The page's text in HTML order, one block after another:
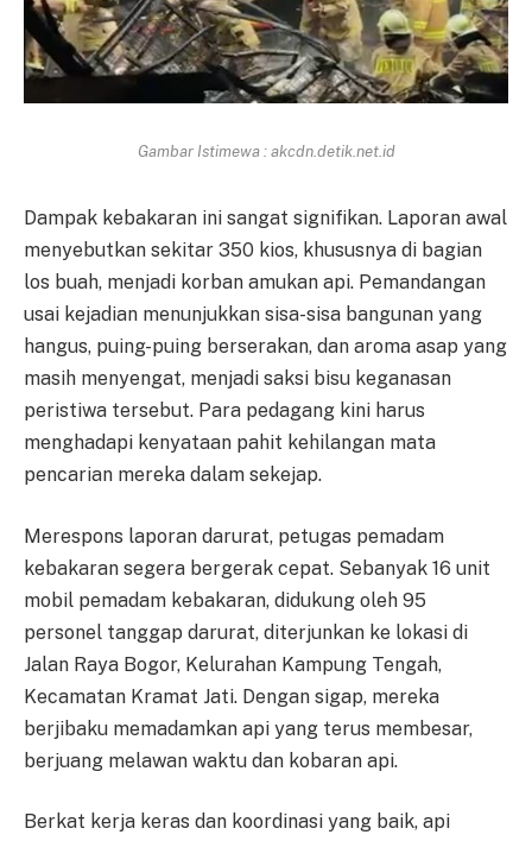
Gambar Istimewa : akcdn.detik.net.id
Dampak kebakaran ini sangat signifikan. Laporan awal
menyebutkan sekitar 350 kios, khususnya di bagian
los buah, menjadi korban amukan api. Pemandangan
usai kejadian menunjukkan sisa-sisa bangunan yang
hangus, puing-puing berserakan, dan aroma asap yang
masih menyengat, menjadi saksi bisu keganasan
peristiwa tersebut. Para pedagang kini harus
menghadapi kenyataan pahit kehilangan mata
pencarian mereka dalam sekejap.
Merespons laporan darurat, petugas pemadam
kebakaran segera bergerak cepat. Sebanyak 16 unit
mobil pemadam kebakaran, didukung oleh 95
personel tanggap darurat, diterjunkan ke lokasi di
Jalan Raya Bogor, Kelurahan Kampung Tengah,
Kecamatan Kramat Jati. Dengan sigap, mereka
berjibaku memadamkan api yang terus membesar,
berjuang melawan waktu dan kobaran api.
Berkat kerja keras dan koordinasi yang baik, api